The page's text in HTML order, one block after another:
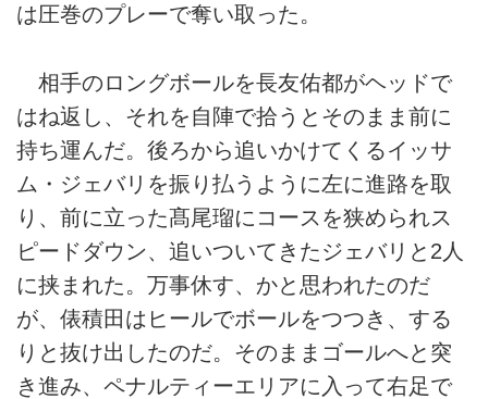
は圧巻のプレーで奪い取った。
相手のロングボールを長友佑都がヘッドで
はね返し、それを自陣で拾うとそのまま前に
持ち運んだ。後ろから追いかけてくるイッサ
ム・ジェバリを振り払うように左に進路を取
り、前に立った髙尾瑠にコースを狭められス
ピードダウン、追いついてきたジェバリと2人
に挟まれた。万事休す、かと思われたのだ
が、俵積田はヒールでボールをつつき、する
りと抜け出したのだ。そのままゴールへと突
き進み、ペナルティーエリアに入って右足で